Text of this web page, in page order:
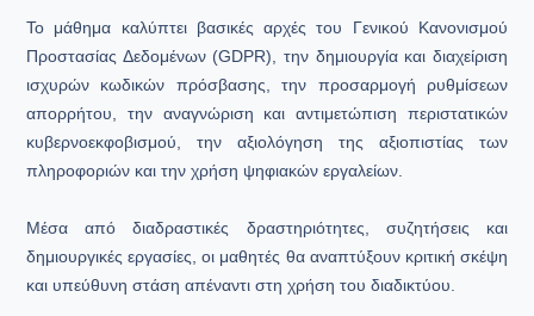
Το μάθημα καλύπτει βασικές αρχές του Γενικού Κανονισμού
Προστασίας Δεδομένων (GDPR), την δημιουργία και διαχείριση
ισχυρών κωδικών πρόσβασης, την προσαρμογή ρυθμίσεων
απορρήτου, την αναγνώριση και αντιμετώπιση περιστατικών
κυβερνοεκφοβισμού, την αξιολόγηση της αξιοπιστίας των
πληροφοριών και την χρήση ψηφιακών εργαλείων.
Μέσα από διαδραστικές δραστηριότητες, συζητήσεις και
δημιουργικές εργασίες, οι μαθητές θα αναπτύξουν κριτική σκέψη
και υπεύθυνη στάση απέναντι στη χρήση του διαδικτύου.